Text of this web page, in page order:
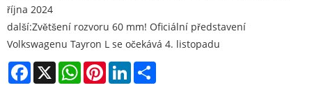
října 2024
další:Zvětšení rozvoru 60 mm! Oficiální představení
Volkswagenu Tayron L se očekává 4. listopadu
Facebook
X WhatsAppPinterestLinkedIn